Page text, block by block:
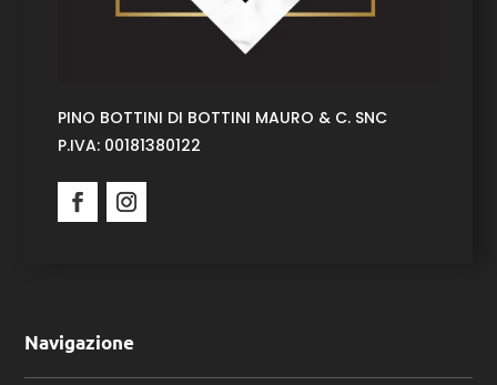
PINO BOTTINI DI BOTTINI MAURO & C. SNC
P.IVA: 00181380122
Navigazione